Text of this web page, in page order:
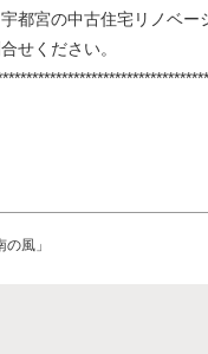
都宮の中古住宅リノベー
せください。
の風」